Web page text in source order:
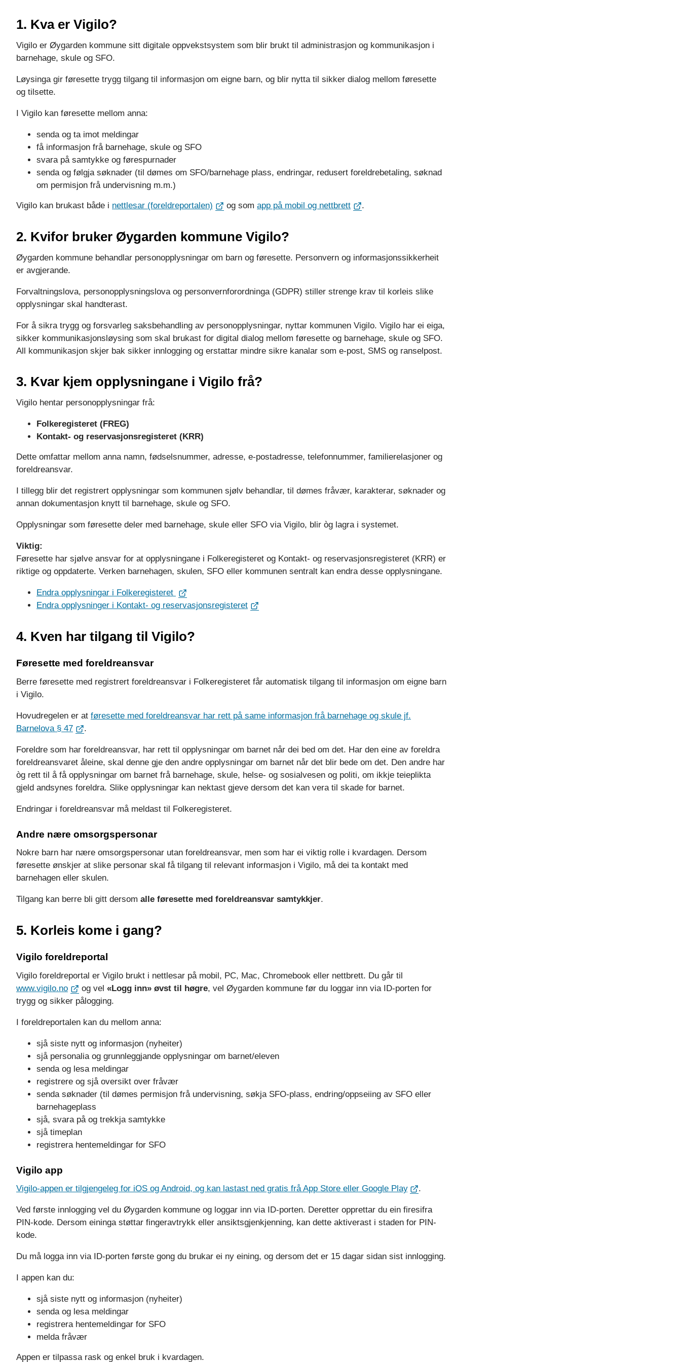
1. Kva er Vigilo?
Vigilo er Øygarden kommune sitt digitale oppvekstsystem som blir brukt til administrasjon og kommunikasjon i
barnehage, skule og SFO.
Løysinga gir føresette trygg tilgang til informasjon om eigne barn, og blir nytta til sikker dialog mellom føresette
og tilsette.
I Vigilo kan føresette mellom anna:
senda og ta imot meldingar
få informasjon frå barnehage, skule og SFO
svara på samtykke og førespurnader
senda og følgja søknader (til dømes om SFO/barnehage plass, endringar, redusert foreldrebetaling, søknad
om permisjon frå undervisning m.m.)
Vigilo kan brukast både i nettlesar (foreldreportalen) og som app på mobil og nettbrett .
2. Kvifor bruker Øygarden kommune Vigilo?
Øygarden kommune behandlar personopplysningar om barn og føresette. Personvern og informasjonssikkerheit
er avgjerande.
Forvaltningslova, personopplysningslova og personvernforordninga (GDPR) stiller strenge krav til korleis slike
opplysningar skal handterast.
For å sikra trygg og forsvarleg saksbehandling av personopplysningar, nyttar kommunen Vigilo. Vigilo har ei eiga,
sikker kommunikasjonsløysing som skal brukast for digital dialog mellom føresette og barnehage, skule og SFO.
All kommunikasjon skjer bak sikker innlogging og erstattar mindre sikre kanalar som e-post, SMS og ranselpost.
3. Kvar kjem opplysningane i Vigilo frå?
Vigilo hentar personopplysningar frå:
Folkeregisteret (FREG)
Kontakt- og reservasjonsregisteret (KRR)
Dette omfattar mellom anna namn, fødselsnummer, adresse, e-postadresse, telefonnummer, familierelasjoner og
foreldreansvar.
I tillegg blir det registrert opplysningar som kommunen sjølv behandlar, til dømes fråvær, karakterar, søknader og
annan dokumentasjon knytt til barnehage, skule og SFO.
Opplysningar som føresette deler med barnehage, skule eller SFO via Vigilo, blir òg lagra i systemet.
Viktig:
Føresette har sjølve ansvar for at opplysningane i Folkeregisteret og Kontakt- og reservasjonsregisteret (KRR) er
riktige og oppdaterte. Verken barnehagen, skulen, SFO eller kommunen sentralt kan endra desse opplysningane.
Endra opplysningar i Folkeregisteret
Endra opplysninger i Kontakt- og reservasjonsregisteret
4. Kven har tilgang til Vigilo?
Føresette med foreldreansvar
Berre føresette med registrert foreldreansvar i Folkeregisteret får automatisk tilgang til informasjon om eigne barn
i Vigilo.
Hovudregelen er at føresette med foreldreansvar har rett på same informasjon frå barnehage og skule jf.
Barnelova § 47
.
Foreldre som har foreldreansvar, har rett til opplysningar om barnet når dei bed om det. Har den eine av foreldra
foreldreansvaret åleine, skal denne gje den andre opplysningar om barnet når det blir bede om det. Den andre har
òg rett til å få opplysningar om barnet frå barnehage, skule, helse- og sosialvesen og politi, om ikkje teieplikta
gjeld andsynes foreldra. Slike opplysningar kan nektast gjeve dersom det kan vera til skade for barnet.
Endringar i foreldreansvar må meldast til Folkeregisteret.
Andre nære omsorgspersonar
Nokre barn har nære omsorgspersonar utan foreldreansvar, men som har ei viktig rolle i kvardagen. Dersom
føresette ønskjer at slike personar skal få tilgang til relevant informasjon i Vigilo, må dei ta kontakt med
barnehagen eller skulen.
Tilgang kan berre bli gitt dersom alle føresette med foreldreansvar samtykkjer.
5. Korleis kome i gang?
Vigilo foreldreportal
Vigilo foreldreportal er Vigilo brukt i nettlesar på mobil, PC, Mac, Chromebook eller nettbrett. Du går til
www.vigilo.no
og vel «Logg inn» øvst til høgre, vel Øygarden kommune før du loggar inn via ID-porten for
trygg og sikker pålogging.
I foreldreportalen kan du mellom anna:
sjå siste nytt og informasjon (nyheiter)
sjå personalia og grunnleggjande opplysningar om barnet/eleven
senda og lesa meldingar
registrere og sjå oversikt over fråvær
senda søknader (til dømes permisjon frå undervisning, søkja SFO-plass, endring/oppseiing av SFO eller
barnehageplass
sjå, svara på og trekkja samtykke
sjå timeplan
registrera hentemeldingar for SFO
Vigilo app
Vigilo-appen er tilgjengeleg for iOS og Android, og kan lastast ned gratis frå App Store eller Google Play .
Ved første innlogging vel du Øygarden kommune og loggar inn via ID-porten. Deretter opprettar du ein firesifra
PIN-kode. Dersom eininga støttar fingeravtrykk eller ansiktsgjenkjenning, kan dette aktiverast i staden for PIN-
kode.
Du må logga inn via ID-porten første gong du brukar ei ny eining, og dersom det er 15 dagar sidan sist innlogging.
I appen kan du:
sjå siste nytt og informasjon (nyheiter)
senda og lesa meldingar
registrera hentemeldingar for SFO
melda fråvær
Appen er tilpassa rask og enkel bruk i kvardagen.